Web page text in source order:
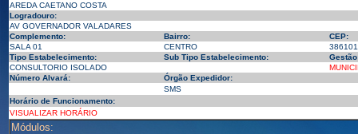
AREDA CAETANO COSTA
Logradouro:
AV GOVERNADOR VALADARES
Complemento:
Bairro:
CEP:
SALA 01
CENTRO
Tipo Estabelecimento:
Sub Tipo Estabelecimento:
CONSULTORIO ISOLADO
Número Alvará:
Órgão Expedidor:
SMS
Horário de Funcionamento:
VISUALIZAR HORÁRIO
Módulos: